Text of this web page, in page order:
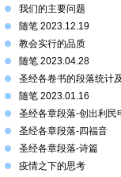
我们的主要问题
随笔 2023.12.19
教会实行的品质
随笔 2023.04.28
圣经各卷书的段落统计
随笔 2023.01.16
圣经各章段落-创出利民
圣经各章段落-四福音
圣经各章段落-诗篇
疫情之下的思考